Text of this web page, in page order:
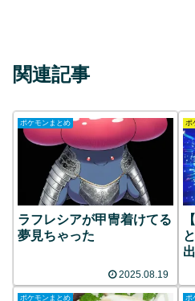
関連記事
ポケモンまとめ
ラフレシアが甲冑着けてる
夢見ちゃった
2025.08.19
ポ
ポケモンまとめ ポ